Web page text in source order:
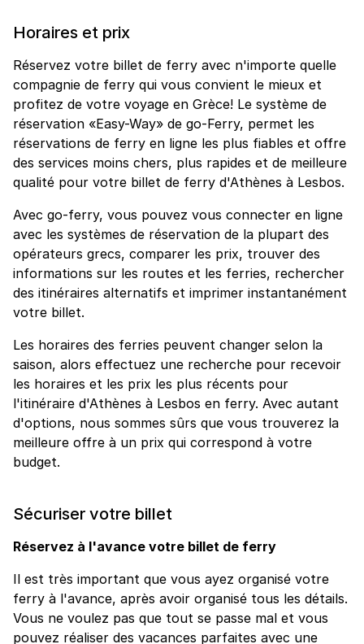
Horaires et prix
Réservez votre billet de ferry avec n'importe quelle
compagnie de ferry qui vous convient le mieux et
profitez de votre voyage en Grèce! Le système de
réservation «Easy-Way» de go-Ferry, permet les
réservations de ferry en ligne les plus fiables et offre
des services moins chers, plus rapides et de meilleure
qualité pour votre billet de ferry d'Athènes à Lesbos.
Avec go-ferry, vous pouvez vous connecter en ligne
avec les systèmes de réservation de la plupart des
opérateurs grecs, comparer les prix, trouver des
informations sur les routes et les ferries, rechercher
des itinéraires alternatifs et imprimer instantanément
votre billet.
Les horaires des ferries peuvent changer selon la
saison, alors effectuez une recherche pour recevoir
les horaires et les prix les plus récents pour
l'itinéraire d'Athènes à Lesbos en ferry. Avec autant
d'options, nous sommes sûrs que vous trouverez la
meilleure offre à un prix qui correspond à votre
budget.
Sécuriser votre billet
Réservez à l'avance votre billet de ferry
Il est très important que vous ayez organisé votre
ferry à l'avance, après avoir organisé tous les détails.
Vous ne voulez pas que tout se passe mal et vous
pouvez réaliser des vacances parfaites avec une